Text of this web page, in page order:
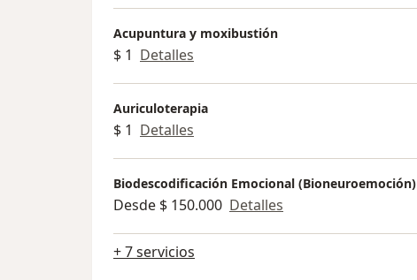
Acupuntura y moxibustión
$ 1 Detalles
Auriculoterapia
$ 1 Detalles
Biodescodificación Emocional (Bioneuroemoción)
Desde $ 150.000 Detalles
+ 7 servicios